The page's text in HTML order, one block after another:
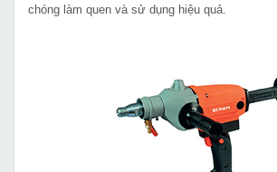
chóng làm quen và sử dụng hiệu quả.